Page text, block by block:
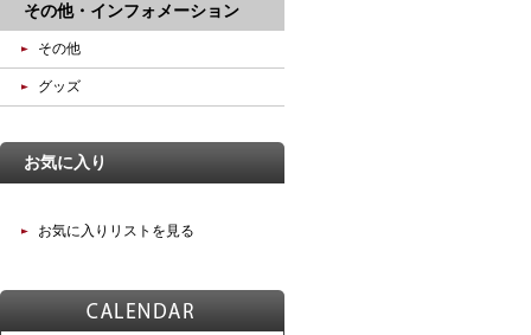
その他・インフォメーション
その他
グッズ
お気に入り
お気に入りリストを見る